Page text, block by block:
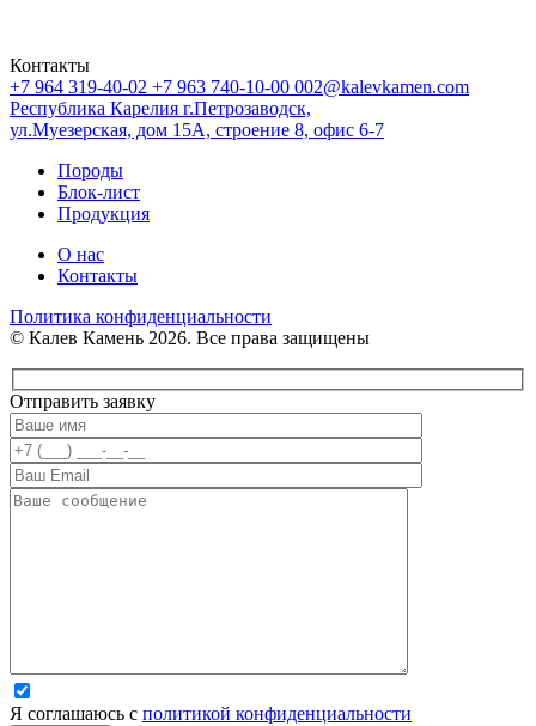
Контакты
+7 964 319-40-02 +7 963 740-10-00 002@kalevkamen.com
Республика Карелия г.Петрозаводск,
ул.Муезерская, дом 15А, строение 8, офис 6-7
Породы
Блок-лист
Продукция
О нас
Контакты
Политика конфиденциальности
© Калев Камень 2026. Все права защищены
Отправить заявку
Я соглашаюсь с политикой конфиденциальности